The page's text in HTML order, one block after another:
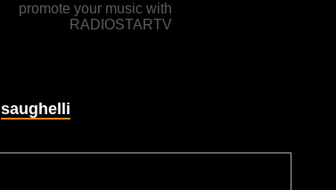
promote your music with
RADIOSTARTV
saughelli